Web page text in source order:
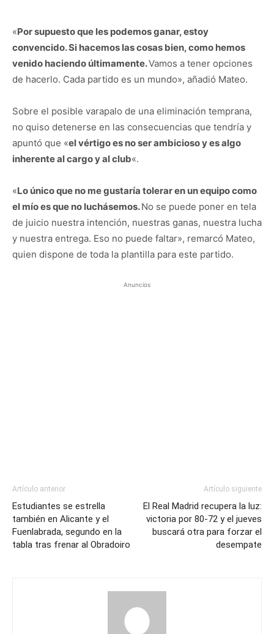
«Por supuesto que les podemos ganar, estoy
convencido. Si hacemos las cosas bien, como hemos
venido haciendo últimamente.Vamos a tener opciones
de hacerlo. Cada partido es un mundo», añadió Mateo.
Sobre el posible varapalo de una eliminación temprana,
no quiso detenerse en las consecuencias que tendría y
apuntó que «el vértigo es no ser ambicioso y es algo
inherente al cargo y al club«.
«Lo único que no me gustaría tolerar en un equipo como
el mío es que no luchásemos.No se puede poner en tela
de juicio nuestra intención, nuestras ganas, nuestra lucha
y nuestra entrega. Eso no puede faltar», remarcó Mateo,
quien dispone de toda la plantilla para este partido.
Anuncios
Artículo anterior
Estudiantes se estrella
también en Alicante y el
Fuenlabrada, segundo en la
tabla tras frenar al Obradoiro
Artículo siguiente
El Real Madrid recupera la luz:
victoria por 80-72 y el jueves
buscará otra para forzar el
desempate